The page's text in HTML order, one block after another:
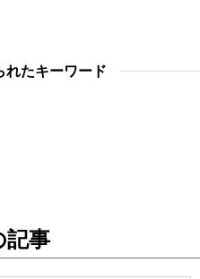
れたキーワード
事